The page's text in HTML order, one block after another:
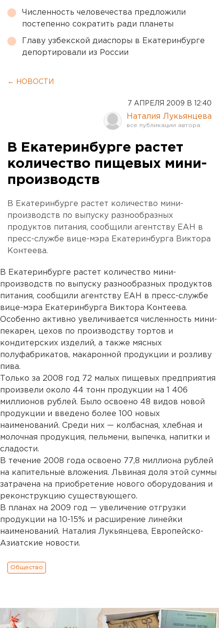
Численность человечества предложили
постепенно сократить ради планеты
Главу узбекской диаспоры в Екатеринбурге
депортировали из России
← НОВОСТИ
7 АПРЕЛЯ 2009 В 12:40
Наталия Лукьянцева
В Екатеринбурге растет
количество пищевых мини-
производств
В Екатеринбурге растет количество мини-
производств по выпуску разнообразных
продуктов питания, сообщили агентству ЕАН в
пресс-службе вице-мэра Екатеринбурга Виктора
Контеева.
В Екатеринбурге растет количество мини-
производств по выпуску разнообразных продуктов
питания, сообщили агентству ЕАН в пресс-службе
вице-мэра Екатеринбурга Виктора Контеева.
Особенно активно увеличивается численность мини-
пекарен, цехов по производству тортов и
кондитерских изделий, а также мясных
полуфабрикатов, макаронной продукции и розливу
пива.
Только за 2008 год 72 малых пищевых предприятия
произвели около 44 тонн продукции на 1 406
миллионов рублей. Было освоено 48 видов новой
продукции и введено более 100 новых
наименований. Среди них — колбасная, хлебная и
молочная продукция, пельмени, выпечка, напитки и
сладости.
В течение 2008 года освоено 77,8 миллиона рублей
на капительные вложения. Львиная доля этой суммы
затрачена на приобретение нового оборудования и
реконструкцию существующего.
В планах на 2009 год — увеличение отгрузки
продукции на 10-15% и расширение линейки
наименований. Наталия Лукьянцева, Европейско-
Азиатские новости.
Общество